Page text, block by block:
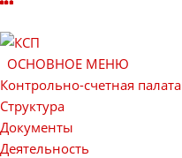
ОСНОВНОЕ МЕНЮ
Контрольно-счетная палата
Структура
Документы
Деятельность